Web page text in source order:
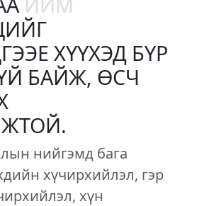
ХҮҮХЭД БҮР
БАЙЖ, ӨСЧ
нийгэмд бага
хүчирхийлэл, гэр
хүн